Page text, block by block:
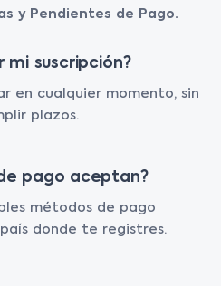
y Pendientes de Pago.
mi suscripción?
en cualquier momento, sin
plazos.
pago aceptan?
métodos de pago
donde te registres.